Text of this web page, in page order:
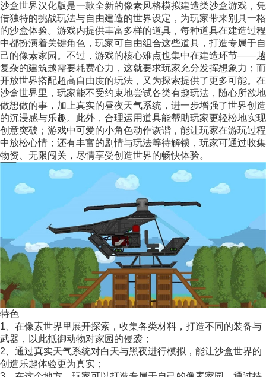
沙盒世界汉化版是一款全新的像素风格模拟建造类沙盒游戏，凭
借独特的挑战玩法与自由建造的世界设定，为玩家带来别具一格
的沙盒体验。游戏内提供丰富多样的道具，每种道具在建造过程
中都扮演着关键角色，玩家可自由组合这些道具，打造专属于自
己的像素家园。不过，游戏的核心难点也集中在建造环节——越
复杂的建筑越需要耗费心力，这就要求玩家充分发挥想象力；而
开放世界搭配超高自由度的玩法，又为探索提供了更多可能。在
沙盒世界里，玩家能不受约束地尝试各类有趣玩法，随心所欲地
做想做的事，加上真实的昼夜天气系统，进一步增强了世界创造
的沉浸感与乐趣。此外，合理运用道具能帮助玩家更轻松地实现
创意突破；游戏中可爱的小角色动作诙谐，能让玩家在游玩过程
中放松心情；还有丰富的剧情与玩法等待解锁，玩家可通过收集
物资、无限闯关，尽情享受创造世界的畅快体验。
特色
1、在像素世界里展开探索，收集各类材料，打造不同的装备与
武器，以此抵御动物对家园的侵袭；
2、通过真实天气系统对白天与黑夜进行模拟，能让沙盒世界的
创造乐趣体验更为真实；